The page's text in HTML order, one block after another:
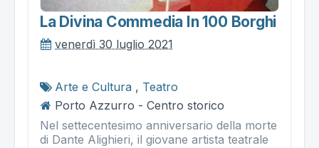
La Divina Commedia In 100 Borghi
venerdì 30 luglio 2021
Arte e Cultura , Teatro
Porto Azzurro - Centro storico
Nel settecentesimo anniversario della morte
di Dante Alighieri, il giovane artista teatrale